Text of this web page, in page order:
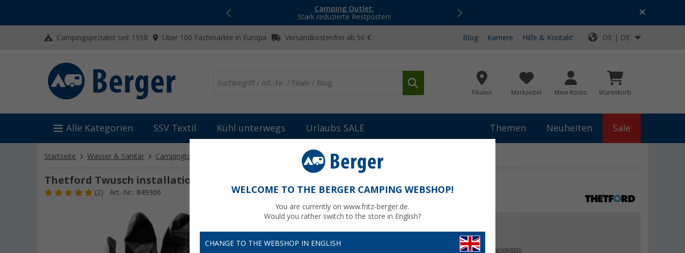
Camping Outlet:
Stark reduzierte Restposten!
Top-Deals für dein Abenteuer!
Campingspezialist seit 1958 Über 100 Fachmärkte in Europa Versandkostenfrei ab 50 € Blog Karriere Hilfe & Kontakt DE | DE
Filialen Merkzettel Mein Konto Warenkorb
Alle Kategorien SSV Textil Kühl unterwegs Urlaubs SALE Themen Neuheiten Sale
Startseite Wasser & Sanitär Campingtoiletten Toilettenbeutel & Toilettenzubehör Thetford Twusch installation pack 1
Thetford Twusch installation pack 1
(2) Art.-Nr.: 849306
19, €
Preise inkl. MwSt., zzgl. Versandkosten
WELCOME TO THE BERGER CAMPING WEBSHOP!
You are currently on www.fritz-berger.de.
Would you rather switch to the store in English?
CHANGE TO THE WEBSHOP IN ENGLISH